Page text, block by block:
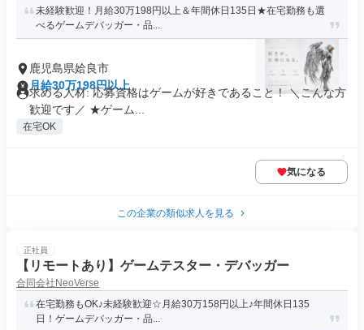
未経験歓迎！月給30万198円以上＆年間休日135日★在宅勤務も選
べるゲームデバッガー・品...
鹿児島県姶良市
月給30万198円以上
求める人材: 応募資格はゲームが好きであること！ ＼こんな方
歓迎です／ ★ゲーム...
在宅OK
気になる
この企業の類似求人を見る
正社員
【リモートあり】ゲームテスター・デバッガー
合同会社NeoVerse
在宅勤務もOK♪未経験歓迎☆月給30万158円以上♪年間休日135
日！ゲームデバッガー・品...